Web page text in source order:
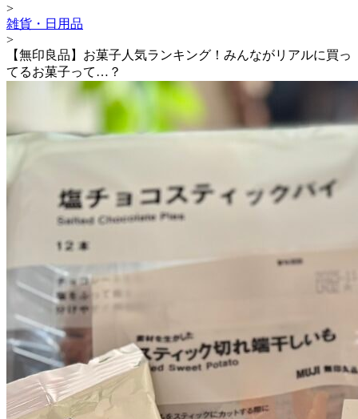
>
雑貨・日用品
>
【無印良品】お菓子人気ランキング！みんながリアルに買っ
てるお菓子って…？